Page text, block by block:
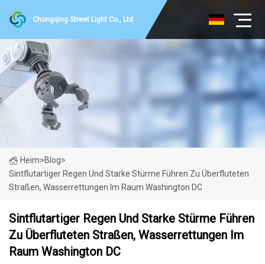
Chongqing Street Light Co., Ltd
Heim>Blog>
Sintflutartiger Regen Und Starke Stürme Führen Zu Überfluteten
Straßen, Wasserrettungen Im Raum Washington DC
Sintflutartiger Regen Und Starke Stürme Führen
Zu Überfluteten Straßen, Wasserrettungen Im
Raum Washington DC